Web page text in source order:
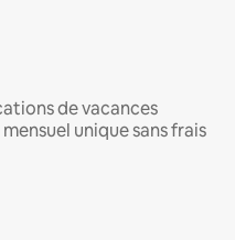
de vacances
unique sans frais